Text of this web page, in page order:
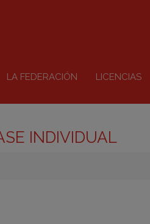
LA FEDERACIÓN LICENCIAS
INDIVIDUAL